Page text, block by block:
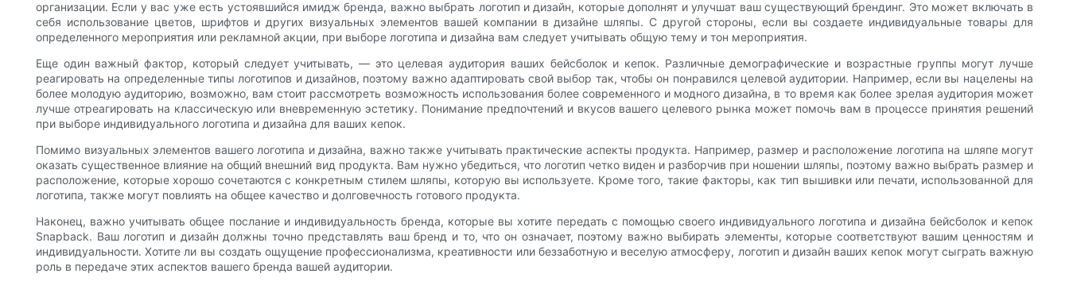
организации. Если у вас уже есть устоявшийся имидж бренда, важно выбрать логотип и дизайн, которые дополнят и улучшат ваш существующий брендинг. Это может включать в
себя использование цветов, шрифтов и других визуальных элементов вашей компании в дизайне шляпы. С другой стороны, если вы создаете индивидуальные товары для
определенного мероприятия или рекламной акции, при выборе логотипа и дизайна вам следует учитывать общую тему и тон мероприятия.
Еще один важный фактор, который следует учитывать, — это целевая аудитория ваших бейсболок и кепок. Различные демографические и возрастные группы могут лучше
реагировать на определенные типы логотипов и дизайнов, поэтому важно адаптировать свой выбор так, чтобы он понравился целевой аудитории. Например, если вы нацелены на
более молодую аудиторию, возможно, вам стоит рассмотреть возможность использования более современного и модного дизайна, в то время как более зрелая аудитория может
лучше отреагировать на классическую или вневременную эстетику. Понимание предпочтений и вкусов вашего целевого рынка может помочь вам в процессе принятия решений
при выборе индивидуального логотипа и дизайна для ваших кепок.
Помимо визуальных элементов вашего логотипа и дизайна, важно также учитывать практические аспекты продукта. Например, размер и расположение логотипа на шляпе могут
оказать существенное влияние на общий внешний вид продукта. Вам нужно убедиться, что логотип четко виден и разборчив при ношении шляпы, поэтому важно выбрать размер и
расположение, которые хорошо сочетаются с конкретным стилем шляпы, которую вы используете. Кроме того, такие факторы, как тип вышивки или печати, использованной для
логотипа, также могут повлиять на общее качество и долговечность готового продукта.
Наконец, важно учитывать общее послание и индивидуальность бренда, которые вы хотите передать с помощью своего индивидуального логотипа и дизайна бейсболок и кепок
Snapback. Ваш логотип и дизайн должны точно представлять ваш бренд и то, что он означает, поэтому важно выбирать элементы, которые соответствуют вашим ценностям и
индивидуальности. Хотите ли вы создать ощущение профессионализма, креативности или беззаботную и веселую атмосферу, логотип и дизайн ваших кепок могут сыграть важную
роль в передаче этих аспектов вашего бренда вашей аудитории.